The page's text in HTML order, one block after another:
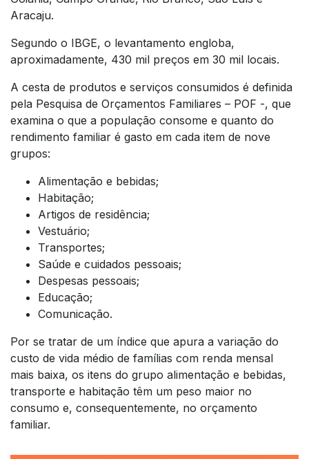
Aracaju.
Segundo o IBGE, o levantamento engloba,
aproximadamente, 430 mil preços em 30 mil locais.
A cesta de produtos e serviços consumidos é definida
pela Pesquisa de Orçamentos Familiares – POF -, que
examina o que a população consome e quanto do
rendimento familiar é gasto em cada item de nove
grupos:
Alimentação e bebidas;
Habitação;
Artigos de residência;
Vestuário;
Transportes;
Saúde e cuidados pessoais;
Despesas pessoais;
Educação;
Comunicação.
Por se tratar de um índice que apura a variação do
custo de vida médio de famílias com renda mensal
mais baixa, os itens do grupo alimentação e bebidas,
transporte e habitação têm um peso maior no
consumo e, consequentemente, no orçamento
familiar.